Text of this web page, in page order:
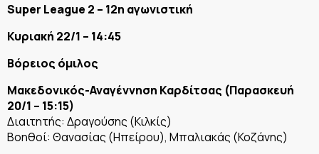
Super League 2 – 12η αγωνιστική
Κυριακή 22/1 – 14:45
Βόρειος όμιλος
Μακεδονικός-Αναγέννηση Καρδίτσας (Παρασκευή
20/1 – 15:15)
Διαιτητής: Δραγούσης (Κιλκίς)
Βοηθοί: Θανασίας (Ηπείρου), Μπαλιακάς (Κοζάνης)